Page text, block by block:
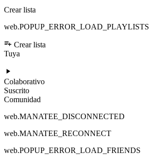
Crear lista
web.POPUP_ERROR_LOAD_PLAYLISTS
Crear lista
Tuya
Colaborativo
Suscrito
Comunidad
web.MANATEE_DISCONNECTED
web.MANATEE_RECONNECT
web.POPUP_ERROR_LOAD_FRIENDS